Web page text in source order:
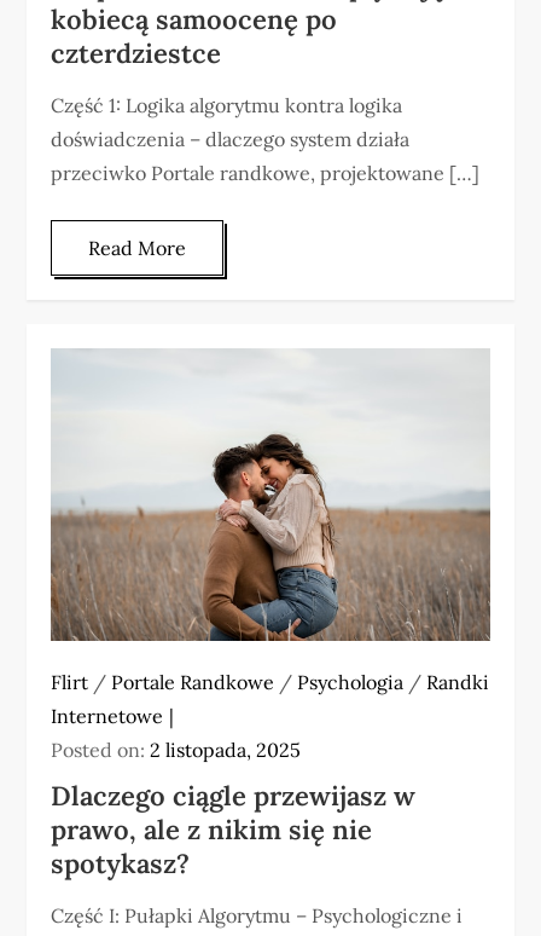
kobiecą samoocenę po
czterdziestce
Część 1: Logika algorytmu kontra logika
doświadczenia – dlaczego system działa
przeciwko Portale randkowe, projektowane […]
Read More
Flirt / Portale Randkowe / Psychologia / Randki
Internetowe
Posted on:2 listopada, 2025
Dlaczego ciągle przewijasz w
prawo, ale z nikim się nie
spotykasz?
Część I: Pułapki Algorytmu – Psychologiczne i